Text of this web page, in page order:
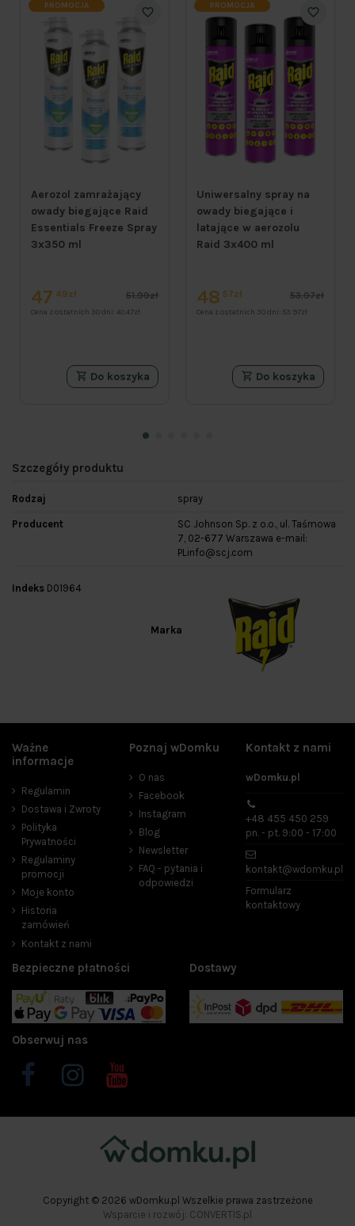
PROMOCJA
Aerozol zamrażający
owady biegające Raid
Essentials Freeze Spray
3x350 ml
47 49zł 51.99zł
Cena z ostatnich 30 dni: 40.47zł
Do koszyka
PROMOCJA
Uniwersalny spray na
owady biegające i
latające w aerozolu
Raid 3x400 ml
48 57zł 53.97zł
Cena z ostatnich 30 dni: 53.97zł
Do koszyka
Szczegóły produktu
Rodzaj spray
Producent
SC Johnson Sp. z o.o., ul. Taśmowa
7, 02-677 Warszawa e-mail:
PLinfo@scj.com
Marka
Indeks D01964
Ważne
informacje
Regulamin
Dostawa i Zwroty
Polityka
Prywatności
Regulaminy
promocji
Moje konto
Historia
zamówień
Kontakt z nami
Poznaj wDomku
O nas
Facebook
Instagram
Blog
Newsletter
FAQ - pytania i
odpowiedzi
Kontakt z nami
wDomku.pl
+48 455 450 259
pn. - pt. 9:00 - 17:00
kontakt@wdomku.pl
Formularz
kontaktowy
Bezpieczne płatności Dostawy
Obserwuj nas
Copyright © 2026 wDomku.pl Wszelkie prawa zastrzeżone
Wsparcie i rozwój: CONVERTIS.pl